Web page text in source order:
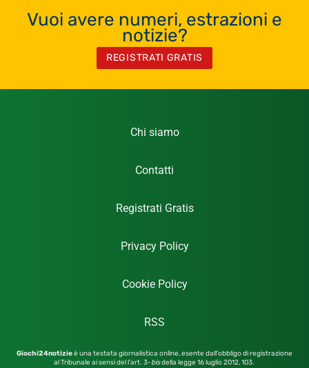
Vuoi avere numeri, estrazioni e
notizie?
REGISTRATI GRATIS
Chi siamo
Contatti
Registrati Gratis
Privacy Policy
Cookie Policy
RSS
Giochi24notizieè una testata giornalistica online, esente dall’obbligo di registrazione
al Tribunale ai sensi del l’art. 3-bisdella legge 16 luglio 2012,103.